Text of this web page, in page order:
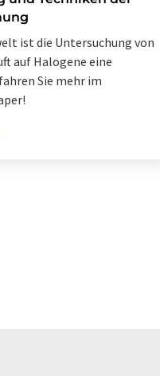
ist die Untersuchung von
auf Halogene eine
Sie mehr im